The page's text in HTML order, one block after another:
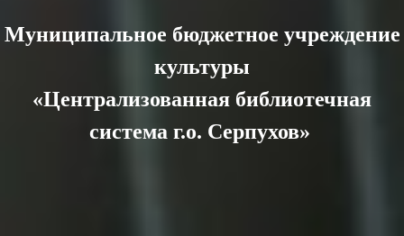
Муниципальное бюджетное учреждение
культуры
«Централизованная библиотечная
система г.о. Серпухов»